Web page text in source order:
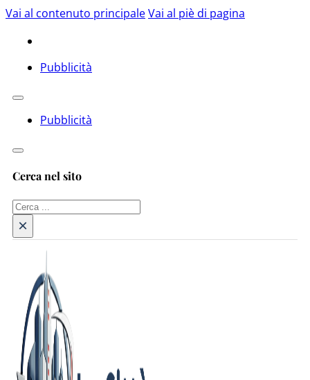
Vai al contenuto principaleVai al piè di pagina
Pubblicità
Pubblicità
Cerca nel sito
Cerca
×